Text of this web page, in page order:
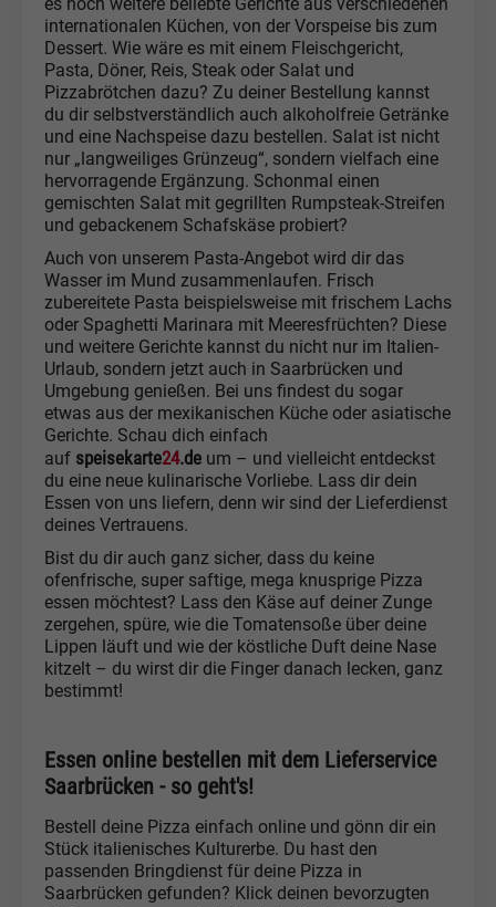
internationalen Küchen, von der Vorspeise bis zum
Dessert. Wie wäre es mit einem Fleischgericht,
Pasta, Döner, Reis, Steak oder Salat und
Pizzabrötchen dazu? Zu deiner Bestellung kannst
du dir selbstverständlich auch alkoholfreie Getränke
und eine Nachspeise dazu bestellen. Salat ist nicht
nur „langweiliges Grünzeug“, sondern vielfach eine
hervorragende Ergänzung. Schonmal einen
gemischten Salat mit gegrillten Rumpsteak-Streifen
und gebackenem Schafskäse probiert?
Auch von unserem Pasta-Angebot wird dir das
Wasser im Mund zusammenlaufen. Frisch
zubereitete Pasta beispielsweise mit frischem Lachs
oder Spaghetti Marinara mit Meeresfrüchten? Diese
und weitere Gerichte kannst du nicht nur im Italien-
Urlaub, sondern jetzt auch in Saarbrücken und
Umgebung genießen. Bei uns findest du sogar
etwas aus der mexikanischen Küche oder asiatische
Gerichte. Schau dich einfach
auf speisekarte24.de um – und vielleicht entdeckst
du eine neue kulinarische Vorliebe. Lass dir dein
Essen von uns liefern, denn wir sind der Lieferdienst
deines Vertrauens.
Bist du dir auch ganz sicher, dass du keine
ofenfrische, super saftige, mega knusprige Pizza
essen möchtest? Lass den Käse auf deiner Zunge
zergehen, spüre, wie die Tomatensoße über deine
Lippen läuft und wie der köstliche Duft deine Nase
kitzelt – du wirst dir die Finger danach lecken, ganz
bestimmt!
Essen online bestellen mit dem Lieferservice
Saarbrücken - so geht's!
Bestell deine Pizza einfach online und gönn dir ein
Stück italienisches Kulturerbe. Du hast den
passenden Bringdienst für deine Pizza in
Saarbrücken gefunden? Klick deinen bevorzugten